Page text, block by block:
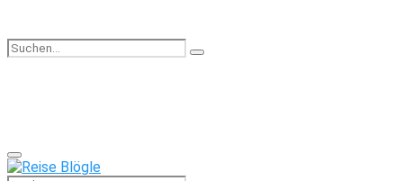
Search
Search
Primary
Menu